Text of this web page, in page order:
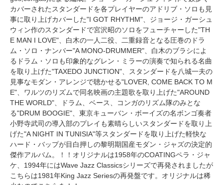
カバーされたスタンダードを各プレイヤーのアドリブ・ソロも見
事に取り上げカバーした"I GOT RHYTHM"、ジョージ・ガーシュ
ウィン作のスタンダードで宮沢昭のソロをフューチャーした"TH
E MAN I LOVE"、白木の一人二役、二重録音となる圧巻のドラ
ム・ソロ・ナンバー"A MONO-DRUMMER"、白木のブラシによ
るドラム・ソロも印象的なグレン・ミラーの演奏で知られる名曲
を取り上げた"TAXEDO JUNCTION"、スタンダードを八城一夫の
見事なモダン・アレンジで聴かせる"LOVER, COME BACK TO M
E"、ワルツのリズムで同名映画の主題歌を取り上げた"AROUND
THE WORLD"、ドラム、ベース、コンガのリズム隊のみとな
る"DRUM BOOGIE"、東京キューバン・ボーイズの名ボンゴ奏者
小野寺武司の導入部のプレイも素晴らしいスタンダードを取り上
げた"A NIGHT IN TUNISIA"等スタンダードを取り上げた軽快な
ハード・バップが目白押しの黎明期国産モダン・ジャズの決定的
傑作アルバム。！！オリジナルは1958年のCOATINGペラ・ジャ
ケ、1994年にはWave Jazz Classicsシリーズで再発されましたが
こちらは1981年King Jazz Seriesの再発盤です。オリジナルは稀